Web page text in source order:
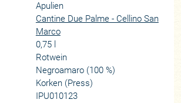
Apulien
Cantine Due Palme - Cellino San
Marco
0,75 l
Rotwein
Negroamaro (100 %)
Korken (Press)
IPU010123